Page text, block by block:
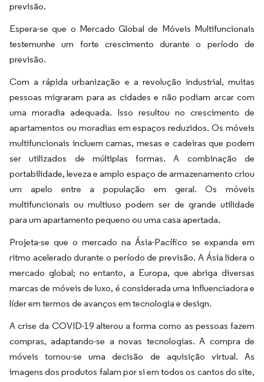
previsão.
Espera-se que o Mercado Global de Móveis Multifuncionais
testemunhe um forte crescimento durante o período de
previsão.
Com a rápida urbanização e a revolução industrial, muitas
pessoas migraram para as cidades e não podiam arcar com
uma moradia adequada. Isso resultou no crescimento de
apartamentos ou moradias em espaços reduzidos. Os móveis
multifuncionais incluem camas, mesas e cadeiras que podem
ser utilizados de múltiplas formas. A combinação de
portabilidade, leveza e amplo espaço de armazenamento criou
um apelo entre a população em geral. Os móveis
multifuncionais ou multiuso podem ser de grande utilidade
para um apartamento pequeno ou uma casa apertada.
Projeta-se que o mercado na Ásia-Pacífico se expanda em
ritmo acelerado durante o período de previsão. A Ásia lidera o
mercado global; no entanto, a Europa, que abriga diversas
marcas de móveis de luxo, é considerada uma influenciadora e
líder em termos de avanços em tecnologia e design.
A crise da COVID-19 alterou a forma como as pessoas fazem
compras, adaptando-se a novas tecnologias. A compra de
móveis tornou-se uma decisão de aquisição virtual. As
imagens dos produtos falam por si em todos os cantos do site,